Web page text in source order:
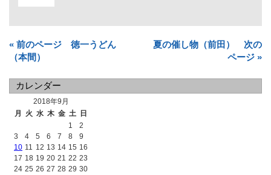
« 前のページ 徳一うどん
（本間）
夏の催し物（前田） 次の
ページ »
カレンダー
2018年9月
月
火 水 木 金 土
日
1
2
3
4 5 6 7 8
9
10 11 12 13 14 15 16
17 18 19 20 21 22 23
24 25 26 27 28 29 30